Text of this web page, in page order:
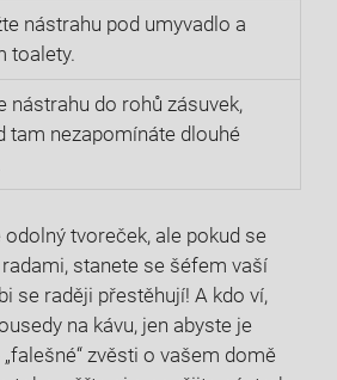
nástrahu pod umyvadlo a⁤
toalety.
⁤nástrahu ‌do rohů⁢ zásuvek,
tam nezapomínáte ‌dlouhé
odolný tvoreček, ale pokud se
⁣stanete se šéfem vaší
se‍ raději⁣ přestěhují! ⁣A kdo ví,
na kávu,⁣ jen ⁤abyste je
zvěsti o vašem​ domě‌